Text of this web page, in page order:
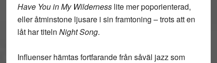
Have You in My Wildernesslite mer poporienterad,
eller åtminstone ljusare i sin framtoning – trots att en
låt har titeln Night Song.
Influenser hämtas fortfarande från såväl jazz som